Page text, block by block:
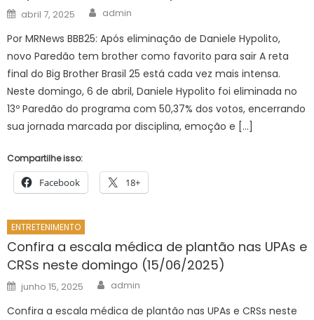
Posted
on
abril 7, 2025 Author
admin
Por MRNews BBB25: Após eliminação de Daniele Hypolito,
novo Paredão tem brother como favorito para sair A reta
final do Big Brother Brasil 25 está cada vez mais intensa.
Neste domingo, 6 de abril, Daniele Hypolito foi eliminada no
13º Paredão do programa com 50,37% dos votos, encerrando
sua jornada marcada por disciplina, emoção e […]
Compartilhe isso:
Facebook 18+
ENTRETENIMENTO
Confira a escala médica de plantão nas UPAs e
CRSs neste domingo (15/06/2025)
Posted
on
junho 15, 2025 Author
admin
Confira a escala médica de plantão nas UPAs e CRSs neste